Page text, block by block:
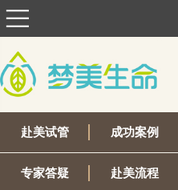
赴美试管 成功案例
专家答疑 赴美流程